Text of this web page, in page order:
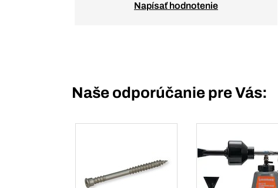
Napísať hodnotenie
Naše odporúčanie pre Vás: